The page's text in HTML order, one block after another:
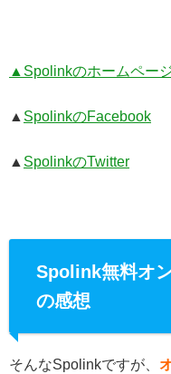
▲Spolinkのホームペー
▲ SpolinkのFacebook
▲ SpolinkのTwitter
Spolink無料オ
の感想
そんなSpolinkですが、